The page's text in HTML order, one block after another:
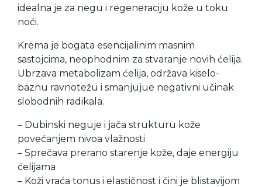
idealna je za negu i regeneraciju kože u toku
noći.
Krema je bogata esencijalinim masnim
sastojcima, neophodnim za stvaranje novih ćelija.
Ubrzava metabolizam ćelija, održava kiselo-
baznu ravnotežu i smanjujue negativni učinak
slobodnih radikala.
– Dubinski neguje i jača strukturu kože
povećanjem nivoa vlažnosti
– Sprečava prerano starenje kože, daje energiju
ćelijama
– Koži vraća tonus i elastičnost i čini je blistavijom